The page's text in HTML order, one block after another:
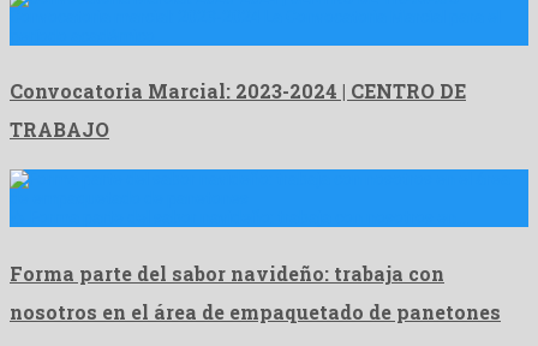
Convocatoria Marcial: 2023-2024 | CENTRO DE
TRABAJO
Forma parte del sabor navideño: trabaja con
nosotros en el área de empaquetado de panetones